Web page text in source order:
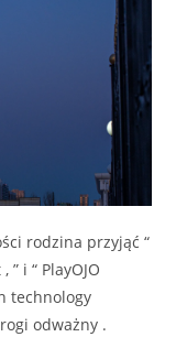
rodzina przyjąć “
” i “ PlayOJO
technology
odważny .